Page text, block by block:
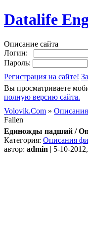
Datalife
Описание сайта
Логин:
Пароль:
Регистрация на сайте!
Вы просматриваете
полную версию сайта.
Volovik.Com »
Fallen
Единожды падший /
Категория: Описания
автор: admin | 5-10-